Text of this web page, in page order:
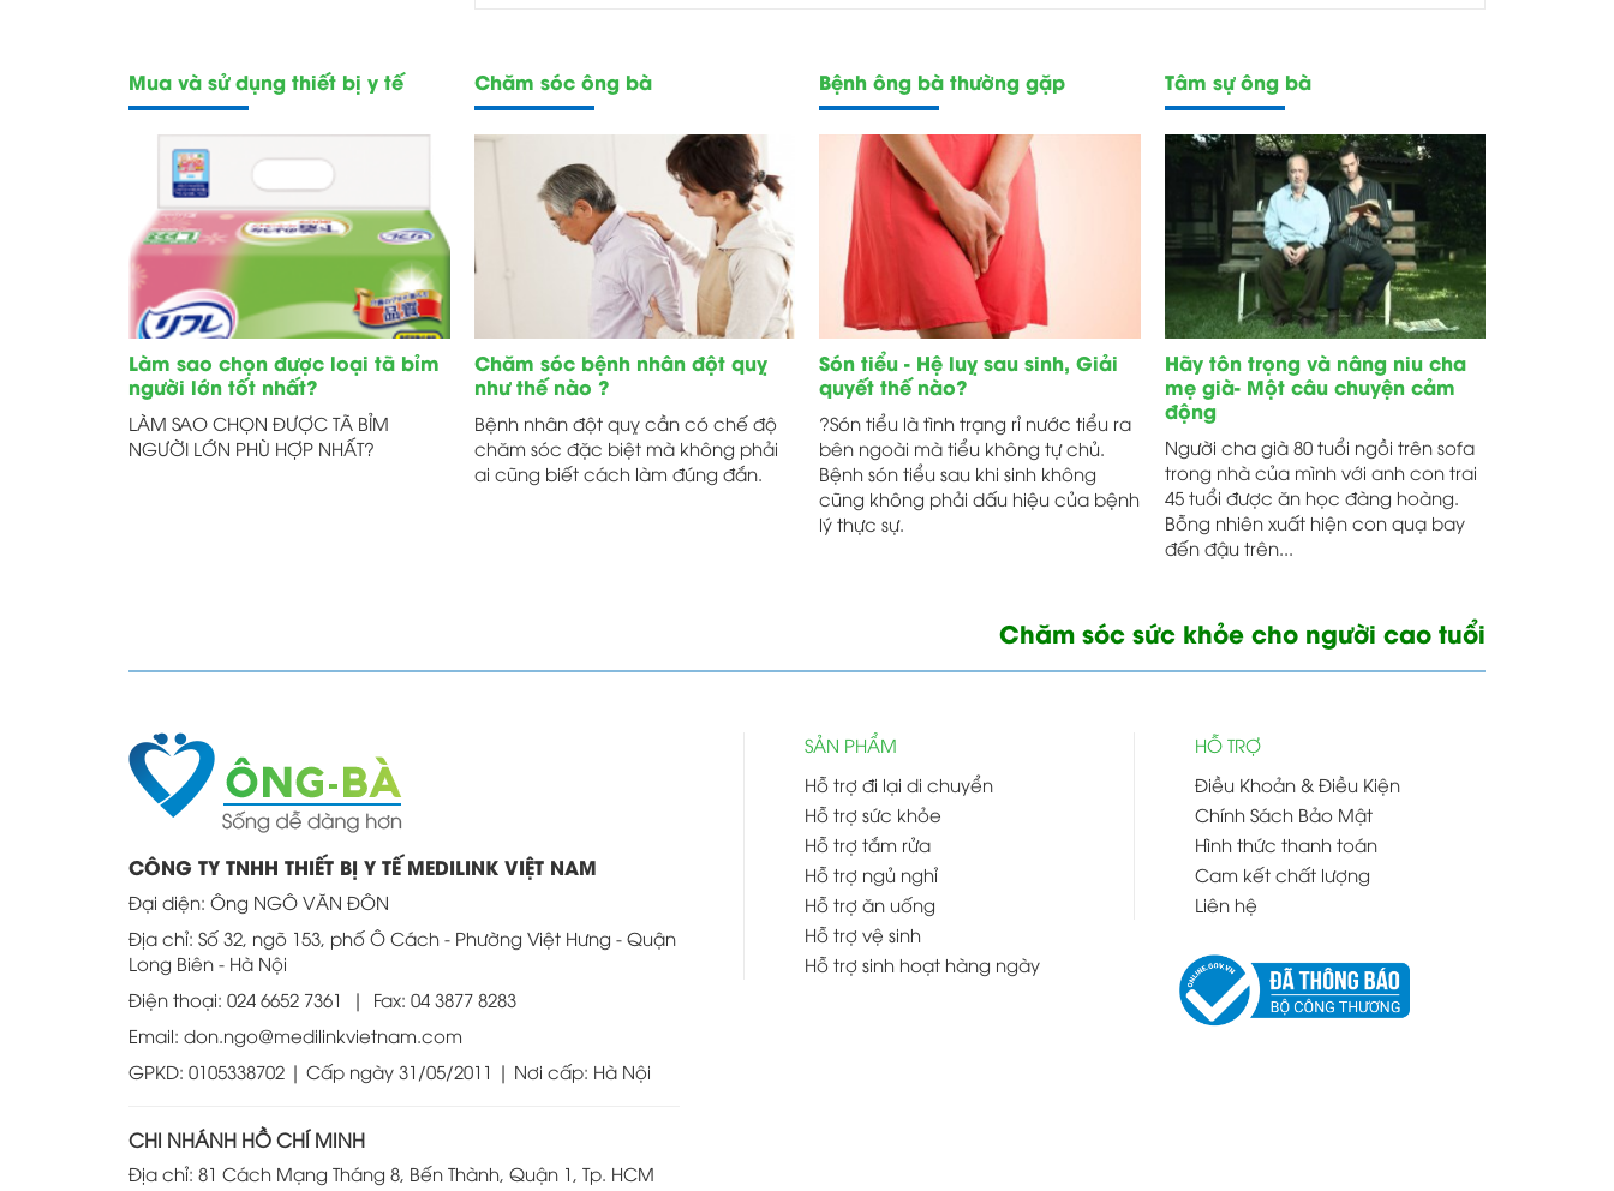
Mua và sử dụng thiết bị y tế
Làm sao chọn được loại tã bỉm
người lớn tốt nhất?
LÀM SAO CHỌN ĐƯỢC TÃ BỈM
NGƯỜI LỚN PHÙ HỢP NHẤT?
Chăm sóc ông bà
Chăm sóc bệnh nhân đột quỵ
như thế nào ?
Bệnh nhân đột quỵ cần có chế độ
chăm sóc đặc biệt mà không phải
ai cũng biết cách làm đúng đắn.
Bệnh ông bà thường gặp
Són tiểu - Hệ luỵ sau sinh, Giải
quyết thế nào?
?Són tiểu là tình trạng rỉ nước tiểu ra
bên ngoài mà tiểu không tự chủ.
Bệnh són tiểu sau khi sinh không
cũng không phải dấu hiệu của bệnh
lý thực sự.
Tâm sự ông bà
Hãy tôn trọng và nâng niu cha
mẹ già- Một câu chuyện cảm
động
Người cha già 80 tuổi ngồi trên sofa
trong nhà của mình với anh con trai
45 tuổi được ăn học đàng hoàng.
Bỗng nhiên xuất hiện con quạ bay
đến đậu trên...
Chăm sóc sức khỏe cho người cao tuổi
CÔNG TY TNHH THIẾT BỊ Y TẾ MEDILINK VIỆT NAM
Đại diện: Ông NGÔ VĂN ĐÔN
Địa chỉ: Số 32, ngõ 153, phố Ô Cách - Phường Việt Hưng - Quận
Long Biên - Hà Nội
Điện thoại: 024 6652 7361 | Fax: 04 3877 8283
Email: don.ngo@medilinkvietnam.com
GPKD: 0105338702 | Cấp ngày 31/05/2011 | Nơi cấp: Hà Nội
CHI NHÁNH HỒ CHÍ MINH
Địa chỉ: 81 Cách Mạng Tháng 8, Bến Thành, Quận 1, Tp. HCM
SẢN PHẨM
Hỗ trợ đi lại di chuyển
Hỗ trợ sức khỏe
Hỗ trợ tắm rửa
Hỗ trợ ngủ nghỉ
Hỗ trợ ăn uống
Hỗ trợ vệ sinh
Hỗ trợ sinh hoạt hàng ngày
HỖ TRỢ
Điều Khoản & Điều Kiện
Chính Sách Bảo Mật
Hình thức thanh toán
Cam kết chất lượng
Liên hệ